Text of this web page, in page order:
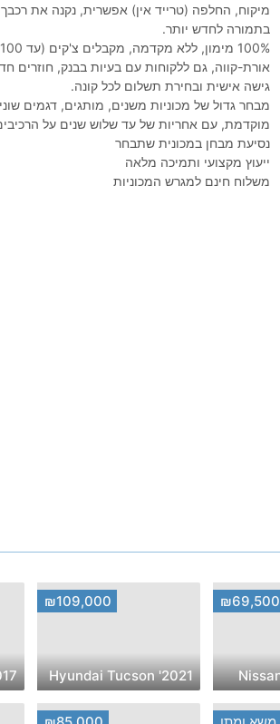
מיקוח, החלפה (טרייד אין) אפשרית, נקנה את רכבך
בתמורה לחדש יותר.
אורת-קווה, גם ללקוחות עם בעיות בבנק, חוזרים
גישה אישית ובחירת תשלום לכל קונה.
מבחר גדול של מכוניות משנים, מותגים, דגמים
מוקדמת, עם אחריות של עד שלוש שנים על
נסיעת מבחן במכונית שתבחר
ייעוץ מקצועי ותמיכה מלאה
משלוח חינם למגרש המכוניות
₪69,500
₪109,000
2021' Hyundai Tucson